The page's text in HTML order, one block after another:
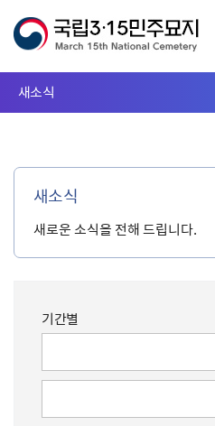
새소식
새소식
새로운 소식을 전해 드립니다.
기간별